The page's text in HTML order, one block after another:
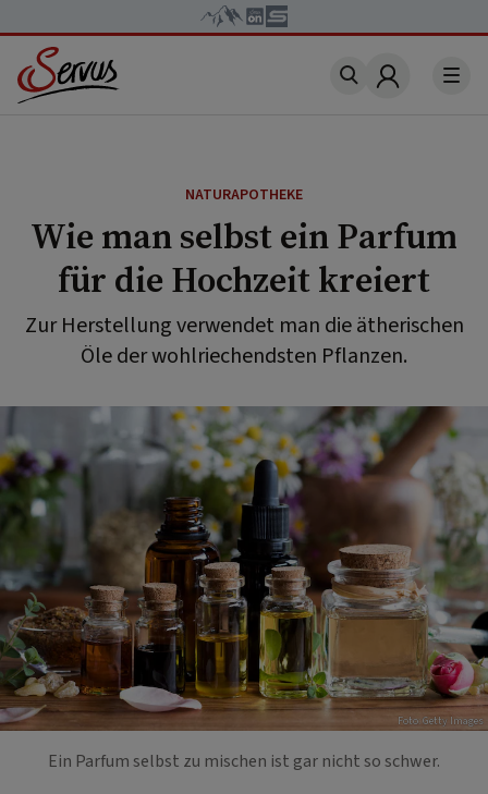
Account
NATURAPOTHEKE
Wie man selbst ein Parfum
für die Hochzeit kreiert
Zur Herstellung verwendet man die ätherischen
Öle der wohlriechendsten Pflanzen.
Foto: Getty Images
Ein Parfum selbst zu mischen ist gar nicht so schwer.